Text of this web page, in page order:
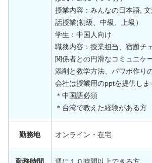
授業内容：みんなの日本語,
話授業(初級、中級、上級）
学生：中国人向け
職務内容：授業担当、宿題チ
関係者との円滑なコミュニケ
添削と教学方法、パワポ作り
会社は授業用のpptを提供しま
＊中国語必須
＊台湾で教えた経験がある
勤務地 オンライン・在宅